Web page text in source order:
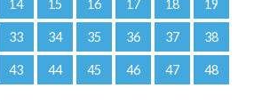
14 15 16 17 18 19
33 34 35 36 37 38
43 44 45 46 47 48